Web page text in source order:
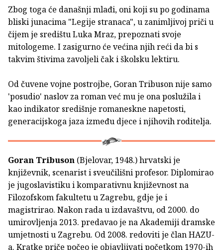
Zbog toga će današnji mlađi, oni koji su po godinama
bliski junacima "Legije stranaca", u zanimljivoj priči u
čijem je središtu Luka Mraz, prepoznati svoje
mitologeme. I zasigurno će većina njih reći da bi s
takvim štivima zavoljeli čak i školsku lektiru.
Od čuvene vojne postrojbe, Goran Tribuson nije samo
'posudio' naslov za roman već mu je ona poslužila i
kao indikator središnje romaneskne napetosti,
generacijskoga jaza između djece i njihovih roditelja.
Goran Tribuson (Bjelovar, 1948.) hrvatski je
književnik, scenarist i sveučilišni profesor. Diplomirao
je jugoslavistiku i komparativnu književnost na
Filozofskom fakultetu u Zagrebu, gdje je i
magistrirao. Nakon rada u izdavaštvu, od 2000. do
umirovljenja 2013. predavao je na Akademiji dramske
umjetnosti u Zagrebu. Od 2008. redoviti je član HAZU-
a. Kratke priče počeo je objavljivati početkom 1970-ih